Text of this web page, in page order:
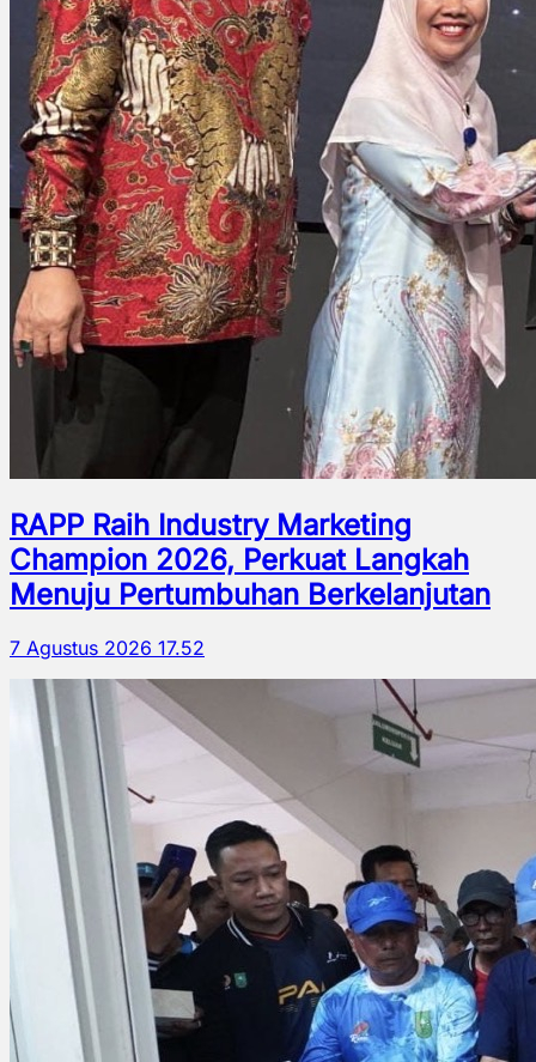
RAPP Raih Industry Marketing
Champion 2026, Perkuat Langkah
Menuju Pertumbuhan Berkelanjutan
7 Agustus 2026 17.52